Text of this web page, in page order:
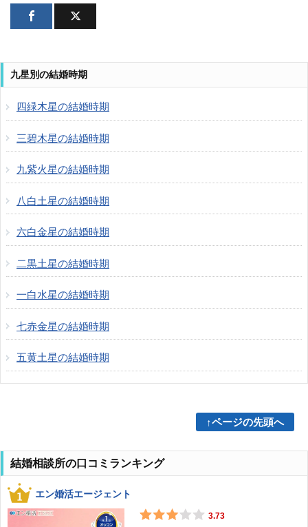
九星別の結婚時期
四緑木星の結婚時期
三碧木星の結婚時期
九紫火星の結婚時期
八白土星の結婚時期
六白金星の結婚時期
二黒土星の結婚時期
一白水星の結婚時期
七赤金星の結婚時期
五黄土星の結婚時期
↑ページの先頭へ
結婚相談所の口コミランキング
エン婚活エージェント
3.73